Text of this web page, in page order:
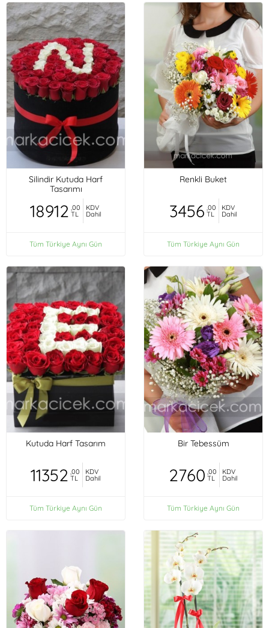
Silindir Kutuda Harf
Tasarımı
18912 ,00
TL
KDV
Dahil
Tüm Türkiye Aynı Gün
Renkli Buket
3456 ,00
TL
KDV
Dahil
Tüm Türkiye Aynı Gün
Kutuda Harf Tasarım
11352 ,00
TL
KDV
Dahil
Tüm Türkiye Aynı Gün
Bir Tebessüm
2760 ,00
TL
KDV
Dahil
Tüm Türkiye Aynı Gün